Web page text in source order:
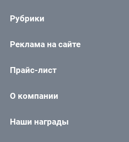
Рубрики
Реклама на сайте
Прайс-лист
О компании
Наши награды